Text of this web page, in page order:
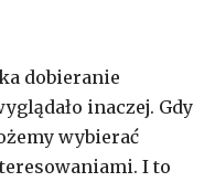
dobieranie
inaczej. Gdy
wybierać
I to